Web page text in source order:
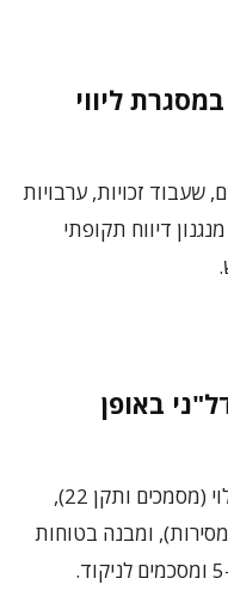
ליווי
שעבוד זכויות, ערבויות
דיווח תקופתי
באופן
משווים לפי שלושה צירים: שקיפות וגילוי (מסמכים ותקן 22),
ומבנה בטוחות